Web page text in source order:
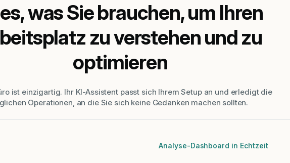
was Sie brauchen, um Ihren
zu verstehen und zu
optimieren
ist einzigartig. Ihr KI-Assistent passt sich Ihrem Setup an und erledigt die
Operationen, an die Sie sich keine Gedanken machen sollten.
Analyse-Dashboard in Echtzeit